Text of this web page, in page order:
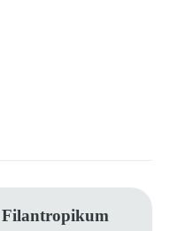
Filantropikum